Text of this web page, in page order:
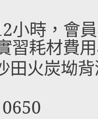
小時，會員
習耗材費
田火炭坳
0650